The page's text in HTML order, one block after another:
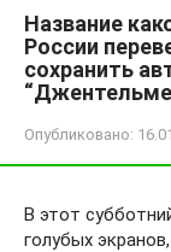
Название
России
сохранить
Опубликовано:
В этот
голубых